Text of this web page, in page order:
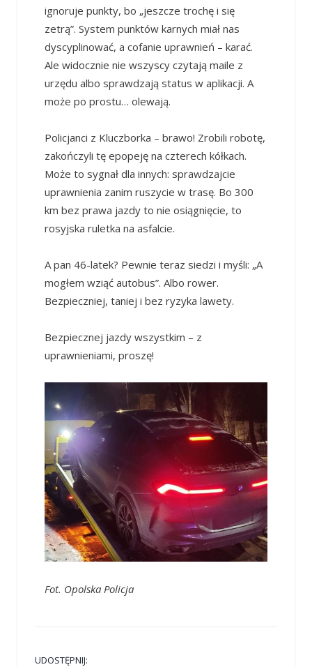
ignoruje punkty, bo „jeszcze trochę i się
zetrą”. System punktów karnych miał nas
dyscyplinować, a cofanie uprawnień – karać.
Ale widocznie nie wszyscy czytają maile z
urzędu albo sprawdzają status w aplikacji. A
może po prostu… olewają.
Policjanci z Kluczborka – brawo! Zrobili robotę,
zakończyli tę epopeję na czterech kółkach.
Może to sygnał dla innych: sprawdzajcie
uprawnienia zanim ruszycie w trasę. Bo 300
km bez prawa jazdy to nie osiągnięcie, to
rosyjska ruletka na asfalcie.
A pan 46-latek? Pewnie teraz siedzi i myśli: „A
mogłem wziąć autobus”. Albo rower.
Bezpieczniej, taniej i bez ryzyka lawety.
Bezpiecznej jazdy wszystkim – z
uprawnieniami, proszę!
Fot. Opolska Policja
UDOSTĘPNIJ: